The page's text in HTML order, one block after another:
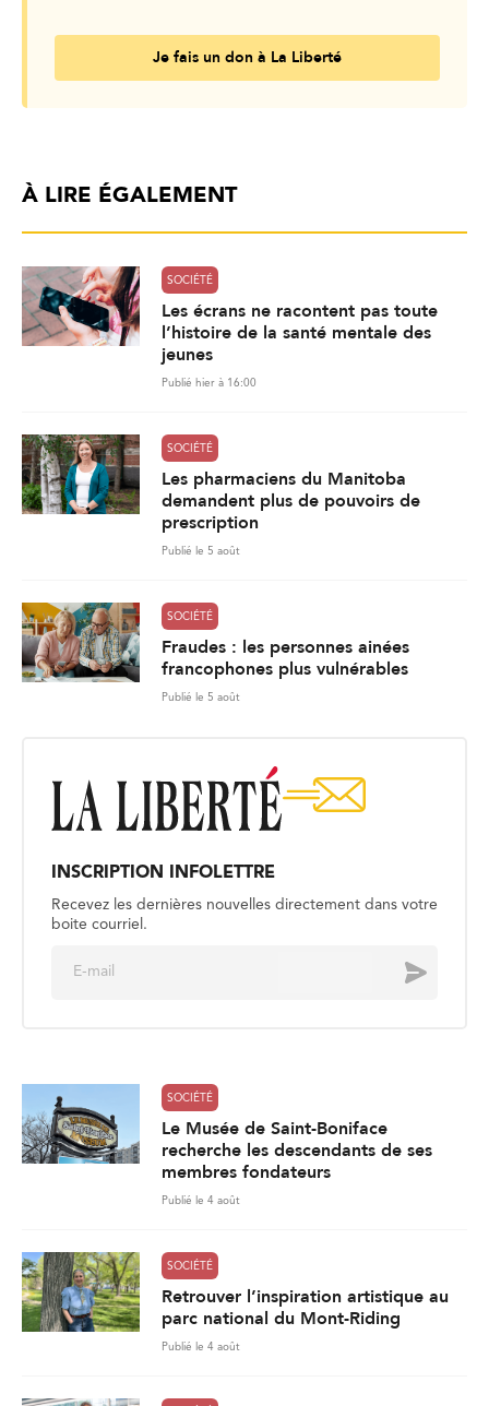
Je fais un don à La Liberté
À LIRE ÉGALEMENT
SOCIÉTÉ
Les écrans ne racontent pas toute
l’histoire de la santé mentale des
jeunes
Publié hier à 16:00
SOCIÉTÉ
Les pharmaciens du Manitoba
demandent plus de pouvoirs de
prescription
Publié le 5 août
SOCIÉTÉ
Fraudes : les personnes ainées
francophones plus vulnérables
Publié le 5 août
INSCRIPTION INFOLETTRE
Recevez les dernières nouvelles directement dans votre
boite courriel.
Envoyer
SOCIÉTÉ
Le Musée de Saint-Boniface
recherche les descendants de ses
membres fondateurs
Publié le 4 août
SOCIÉTÉ
Retrouver l’inspiration artistique au
parc national du Mont-Riding
Publié le 4 août